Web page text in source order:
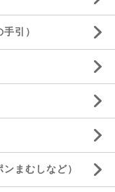
引）
まむしなど）